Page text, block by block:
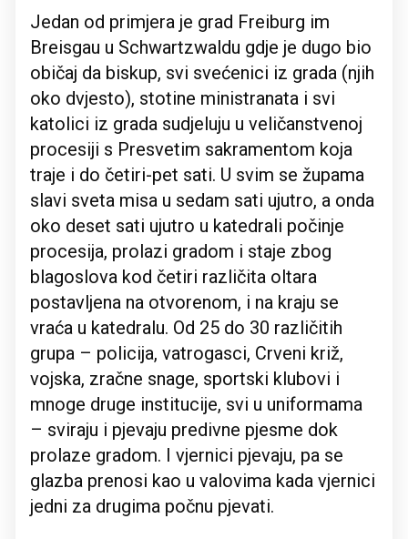
Jedan od primjera je grad Freiburg im
Breisgau u Schwartzwaldu gdje je dugo bio
običaj da biskup, svi svećenici iz grada (njih
oko dvjesto), stotine ministranata i svi
katolici iz grada sudjeluju u veličanstvenoj
procesiji s Presvetim sakramentom koja
traje i do četiri-pet sati. U svim se župama
slavi sveta misa u sedam sati ujutro, a onda
oko deset sati ujutro u katedrali počinje
procesija, prolazi gradom i staje zbog
blagoslova kod četiri različita oltara
postavljena na otvorenom, i na kraju se
vraća u katedralu. Od 25 do 30 različitih
grupa – policija, vatrogasci, Crveni križ,
vojska, zračne snage, sportski klubovi i
mnoge druge institucije, svi u uniformama
– sviraju i pjevaju predivne pjesme dok
prolaze gradom. I vjernici pjevaju, pa se
glazba prenosi kao u valovima kada vjernici
jedni za drugima počnu pjevati.